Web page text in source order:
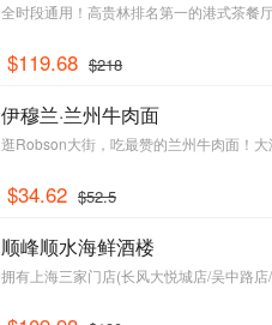
全时段通用！高贵林排名第一的港式茶餐
$119.68 $218
伊穆兰·兰州牛肉面
逛Robson大街，吃最赞的兰州牛肉面！
$34.62 $52.5
顺峰顺水海鲜酒楼
拥有上海三家门店(长风大悦城店/吴中路